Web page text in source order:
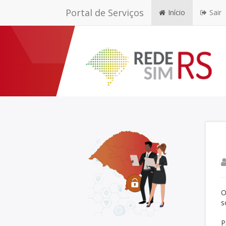
Portal de Serviços Início Sair